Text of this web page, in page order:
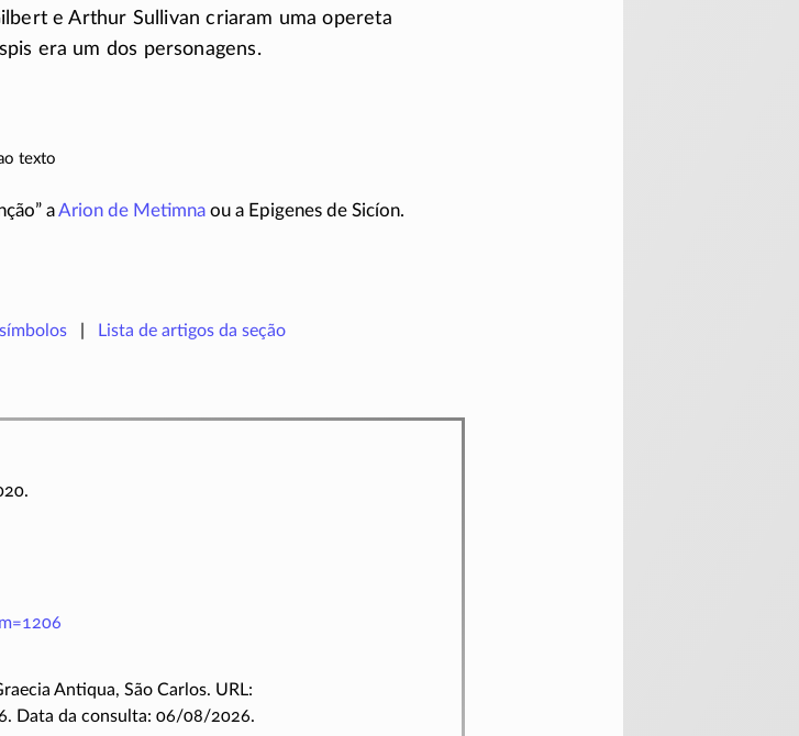
e Arthur Sullivan criaram uma opereta
era um dos personagens.
texto
aArion de Metimnaou a Epigenes de Sicíon.
Lista de artigos da seção
Antiqua, São Carlos. URL:
Data da consulta: 06/08/2026.